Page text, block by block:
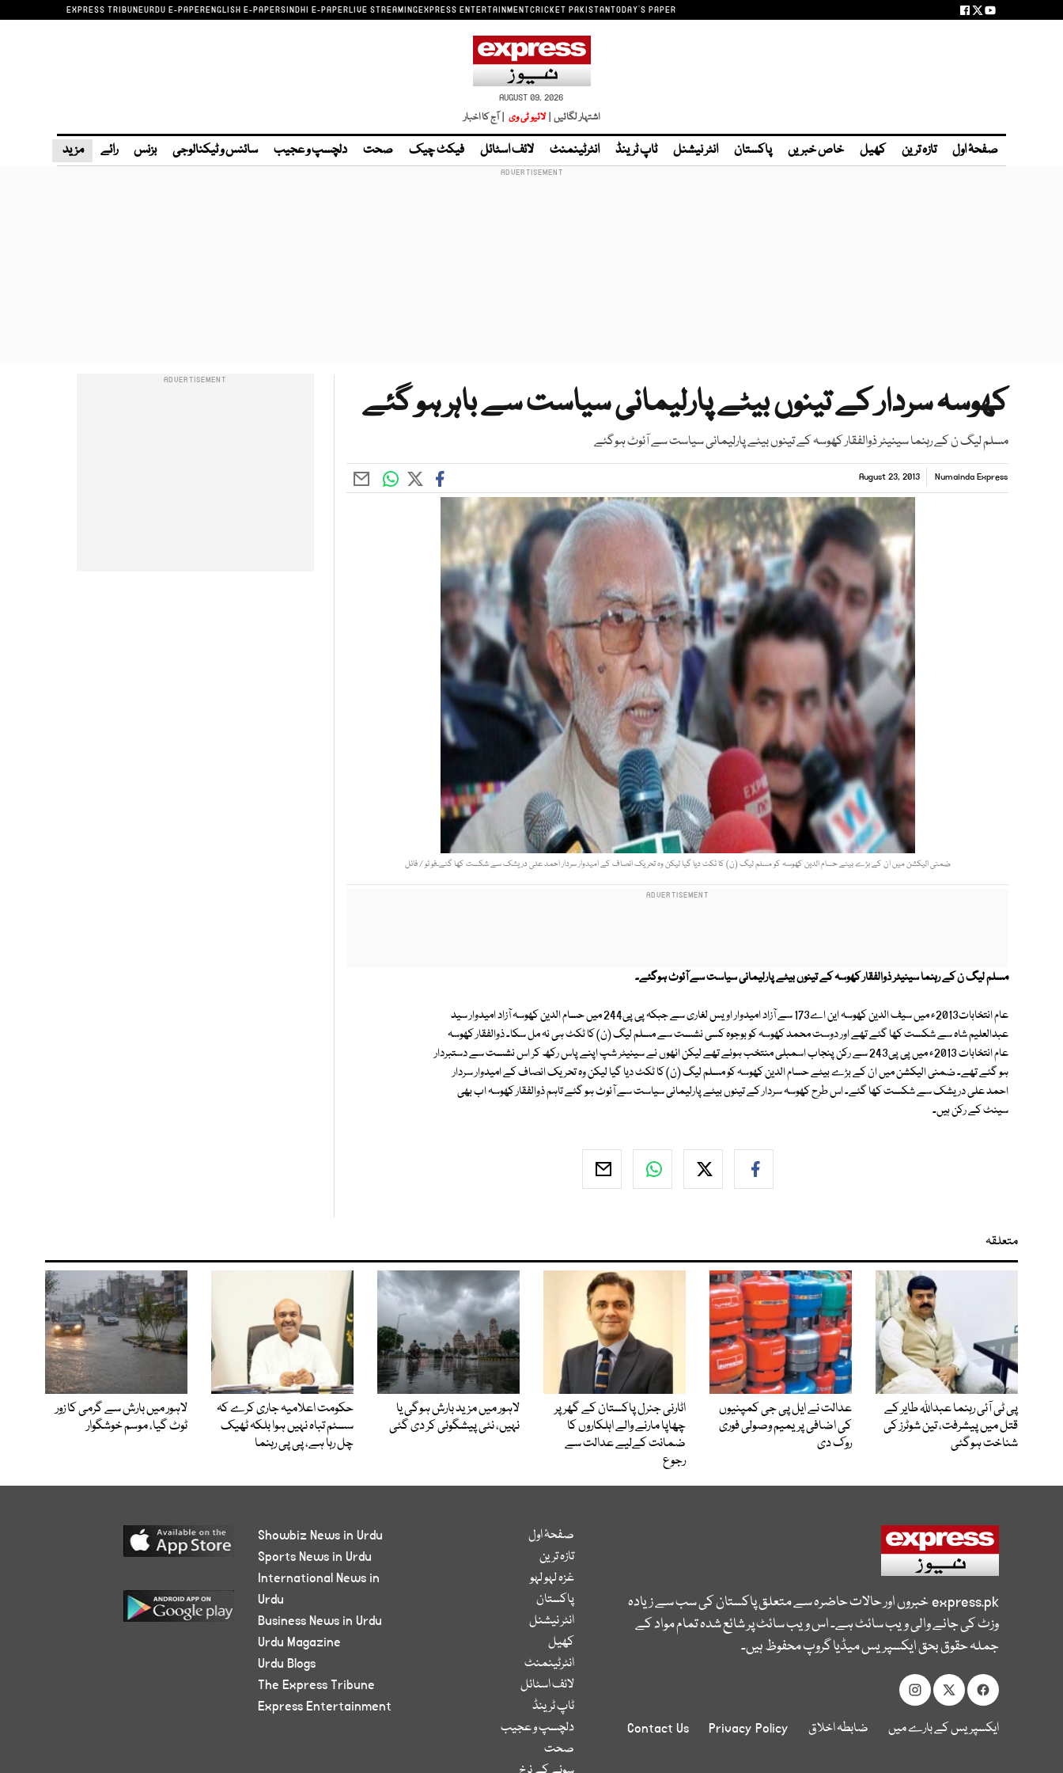
EXPRESS TRIBUNEURDU E-PAPERENGLISH E-PAPERSINDHI E-PAPERLIVE STREAMINGEXPRESS ENTERTAINMENTCRICKET PAKISTANTODAY'S PAPER
AUGUST 09, 2026
اشتہار لگائیں | لائیو ٹی وی | آج کا اخبار
صفحۂ اول تازہ ترین کھیل خاص خبریں پاکستان انٹر نیشنل ٹاپ ٹرینڈ انٹرٹینمنٹ لائف اسٹائل فیکٹ چیک صحت دلچسپ و عجیب سائنس و ٹیکنالوجی بزنس رائے مزید
کھوسہ سردار کے تینوں بیٹے پارلیمانی سیاست سے باہر ہو گئے
مسلم لیگ ن کے رہنما سینیٹر ذوالفقار کھوسہ کے تینوں بیٹے پارلیمانی سیاست سے آئوٹ ہوگئے
Numainda Express
August 23, 2013
ضمنی الیکشن میں ان کے بڑے بیٹے حسام الدین کھوسہ کو مسلم لیگ (ن) کا ٹکٹ دیا گیا لیکن وہ تحریک انصاف کے امیدوار سردار احمد علی دریشک سے شکست کھا گئے۔فو ٹو / فائل
مسلم لیگ ن کے رہنما سینیٹر ذوالفقار کھوسہ کے تینوں بیٹے پارلیمانی سیاست سے آئوٹ ہوگئے۔
عام انتخابات2013ء میں سیف الدین کھوسہ این اے173 سے آزاد امیدوار اویس لغاری سے جبکہ پی پی244 میں حسام الدین کھوسہ آزاد امیدوار سید
عبدالعلیم شاہ سے شکست کھا گئے تھے اور دوست محمد کھوسہ کو بوجوہ کسی نشست سے مسلم لیگ (ن) کا ٹکٹ ہی نہ مل سکا۔ ذوالفقار کھوسہ
عام انتخابات 2013ء میں پی پی243 سے رکن پنجاب اسمبلی منتخب ہوئے تھے لیکن انھوں نے سینیٹر شپ اپنے پاس رکھ کر اس نشست سے دستبردار
ہو گئے تھے۔ ضمنی الیکشن میں ان کے بڑے بیٹے حسام الدین کھوسہ کو مسلم لیگ (ن) کا ٹکٹ دیا گیا لیکن وہ تحریک انصاف کے امیدوار سردار
احمد علی دریشک سے شکست کھا گئے۔ اس طرح کھوسہ سردار کے تینوں بیٹے پارلیمانی سیاست سے آئوٹ ہو گئے تاہم ذوالفقار کھوسہ اب بھی
سینٹ کے رکن ہیں۔
متعلقہ
پی ٹی آئی رہنما عبداللہ طایر کے
قتل میں پیشرفت، تین شوٹرز کی
شناخت ہوگئی
عدالت نے ایل پی جی کمپنیوں
کی اضافی پریمیم وصولی فوری
روک دی
اٹارنی جنرل پاکستان کے گھر پر
چھاپا مارنے والے اہلکاروں کا
ضمانت کےلیے عدالت سے
رجوع
لاہور میں مزید بارش ہوگی یا
نہیں، نئی پیشگوئی کر دی گئی
حکومت اعلامیہ جاری کرے کہ
سسٹم تباہ نہیں ہوا بلکہ ٹھیک
چل رہا ہے، پی پی رہنما
لاہور میں بارش سے گرمی کا زور
ٹوٹ گیا، موسم خوشگوار
express.pkخبروں اور حالات حاضرہ سے متعلق پاکستان کی سب سے زیادہ
وزٹ کی جانے والی ویب سائٹ ہے۔ اس ویب سائٹ پر شائع شدہ تمام مواد کے
جملہ حقوق بحق ایکسپریس میڈیا گروپ محفوظ ہیں۔
ایکسپریس کے بارے میں ضابطہ اخلاق Privacy Policy
Contact Us
صفحۂ اول
تازہ ترین
غزہ لہو لہو
پاکستان
انٹر نیشنل
کھیل
انٹرٹینمنٹ
لائف اسٹائل
ٹاپ ٹرینڈ
دلچسپ و عجیب
صحت
Showbiz News in Urdu
Sports News in Urdu
International News in
Urdu
Business News in Urdu
Urdu Magazine
Urdu Blogs
The Express Tribune
Express Entertainment